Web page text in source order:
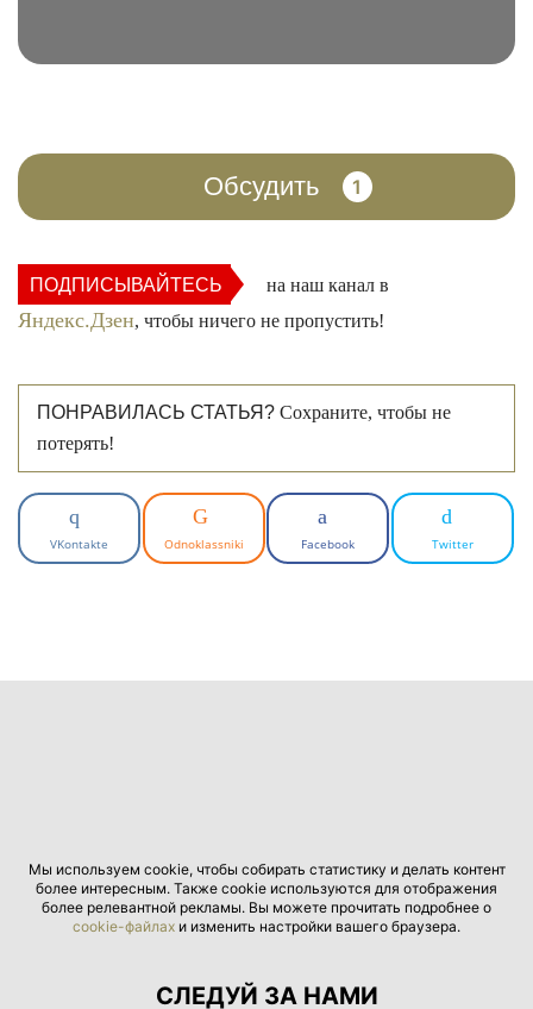
Обсудить 1
ПОДПИСЫВАЙТЕСЬ на наш канал в
Яндекс.Дзен, чтобы ничего не пропустить!
ПОНРАВИЛАСЬ СТАТЬЯ? Сохраните, чтобы не
потерять!
VKontakte Odnoklassniki Facebook Twitter
Мы используем cookie, чтобы собирать статистику и делать контент
более интересным. Также cookie используются для отображения
более релевантной рекламы. Вы можете прочитать подробнее о
cookie-файлах и изменить настройки вашего браузера.
СЛЕДУЙ ЗА НАМИ